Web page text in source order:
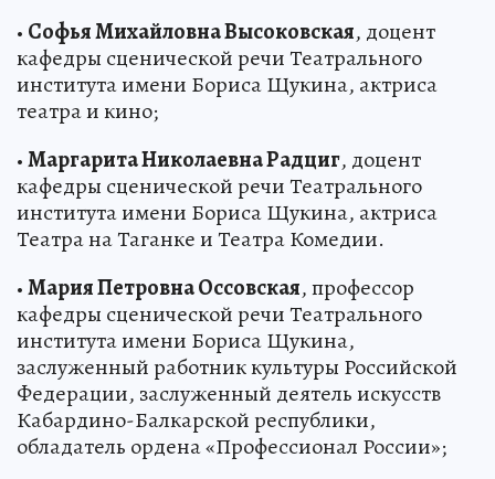
• Софья Михайловна Высоковская, доцент
кафедры сценической речи Театрального
института имени Бориса Щукина, актриса
театра и кино;
•Маргарита Николаевна Радциг, доцент
кафедры сценической речи Театрального
института имени Бориса Щукина, актриса
Театра на Таганке и Театра Комедии.
•Мария Петровна Оссовская, профессор
кафедры сценической речи Театрального
института имени Бориса Щукина,
заслуженный работник культуры Российской
Федерации, заслуженный деятель искусств
Кабардино-Балкарской республики,
обладатель ордена «Профессионал России»;